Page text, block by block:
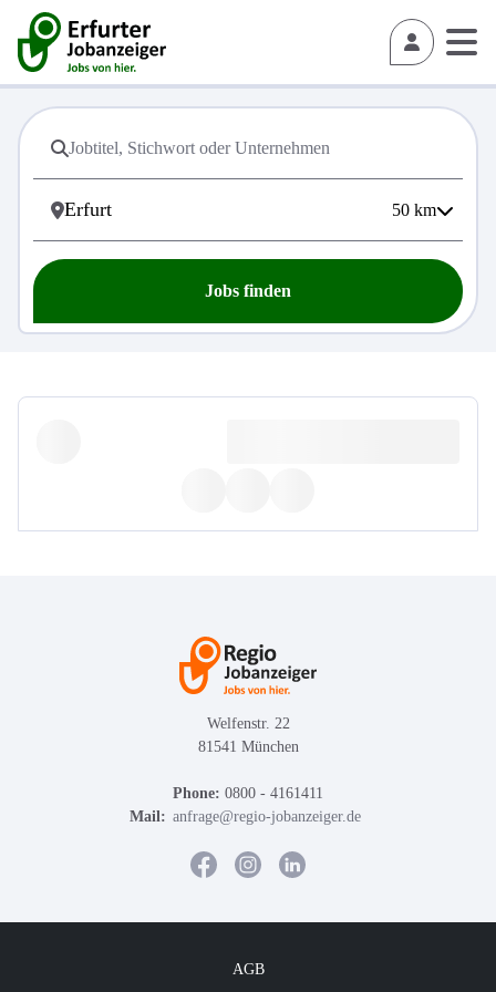
50 km
Jobs finden
Welfenstr. 22
81541 München
Phone: 0800 - 4161411
Mail: anfrage@regio-jobanzeiger.de
AGB